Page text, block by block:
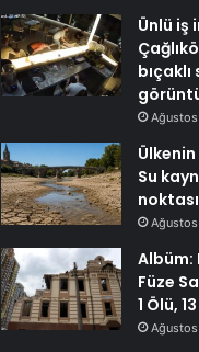
Ünlü iş
bıçaklı
Su
Albüm:
Füze
1 Ölü,